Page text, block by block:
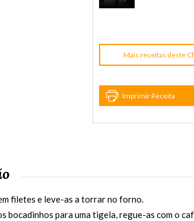
Mais receitas deste
Imprimir Receita
filetes e leve-as a torrar no forno.
bocadinhos para uma tigela, regue-as com o